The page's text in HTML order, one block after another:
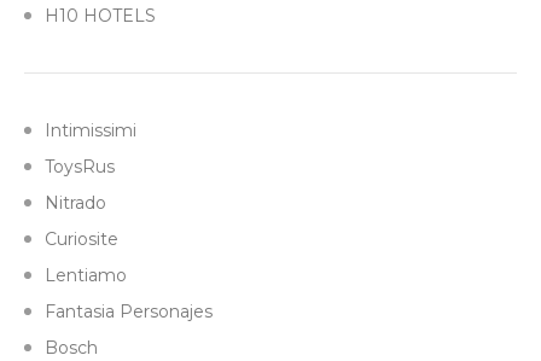
H10 HOTELS
Intimissimi
ToysRus
Nitrado
Curiosite
Lentiamo
Fantasia Personajes
Bosch